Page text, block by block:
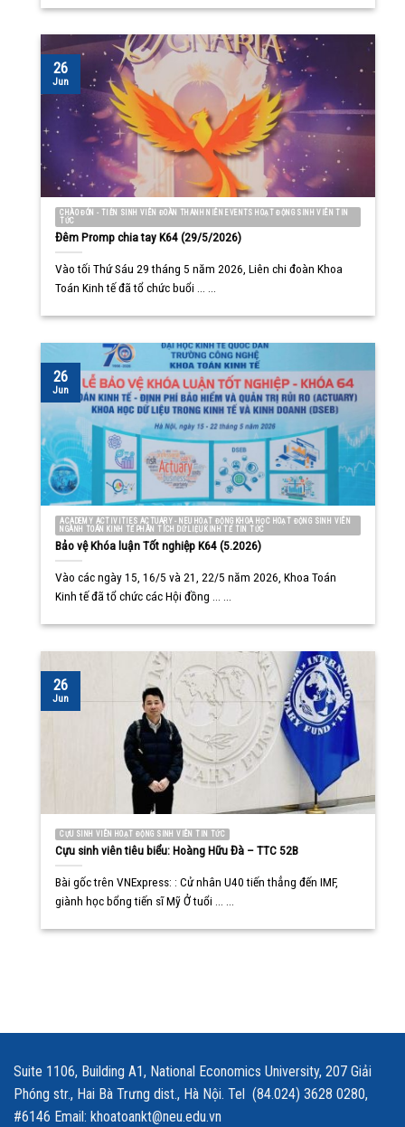
CHÀO ĐÓN - TIỄN SINH VIÊN ĐOÀN THANH NIÊN EVENTS HOẠT ĐỘNG SINH VIÊN TIN
TỨC
Đêm Promp chia tay K64 (29/5/2026)
Vào tối Thứ Sáu 29 tháng 5 năm 2026, Liên chi đoàn Khoa
Toán Kinh tế đã tổ chức buổi ... ...
26
Jun
ACADEMY ACTIVITIES ACTUARY - NEU HOẠT ĐỘNG KHOA HỌC HOẠT ĐỘNG SINH VIÊN
NGÀNH TOÁN KINH TẾ PHÂN TÍCH DỮ LIỆU KINH TẾ TIN TỨC
Bảo vệ Khóa luận Tốt nghiệp K64 (5.2026)
Vào các ngày 15, 16/5 và 21, 22/5 năm 2026, Khoa Toán
Kinh tế đã tổ chức các Hội đồng ... ...
26
Jun
CỰU SINH VIÊN HOẠT ĐỘNG SINH VIÊN TIN TỨC
Cựu sinh viên tiêu biểu: Hoàng Hữu Đà – TTC 52B
Bài gốc trên VNExpress: : Cử nhân U40 tiến thẳng đến IMF,
giành học bổng tiến sĩ Mỹ Ở tuổi ... ...
26
Jun
Suite 1106, Building A1, National Economics University, 207 Giải
Phóng str., Hai Bà Trưng dist., Hà Nội. Tel (84.024) 3628 0280,
#6146 Email: khoatoankt@neu.edu.vn